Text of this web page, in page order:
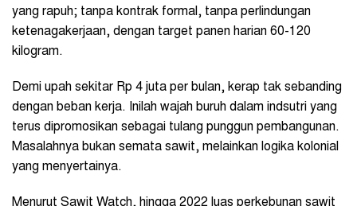
yang rapuh; tanpa kontrak formal, tanpa perlindungan
ketenagakerjaan, dengan target panen harian 60-120
kilogram.
Demi upah sekitar Rp 4 juta per bulan, kerap tak sebanding
dengan beban kerja. Inilah wajah buruh dalam indsutri yang
terus dipromosikan sebagai tulang punggun pembangunan.
Masalahnya bukan semata sawit, melainkan logika kolonial
yang menyertainya.
Menurut Sawit Watch, hingga 2022 luas perkebunan sawit